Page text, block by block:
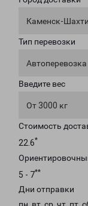
Каменск-
Тип перевозки
Автоперевозка
Введите вес
От 3000 кг
Стоимость
22.6*
5 - 7**
Дни отправки